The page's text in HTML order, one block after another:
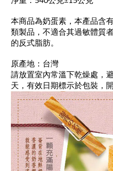
本商品為奶蛋素， 本產品含
類製品，不適合其過敏體質
的反式脂肪。
原產地：台灣
請放置室內常溫下乾燥處，
天，有效日期標示於包裝，